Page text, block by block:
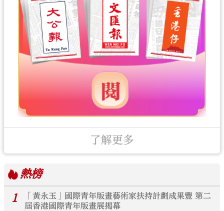
了解更多
熱榜
1
「黃永玉」國際青年版畫藝術家扶持計劃成果豐 第二
屆香港國際青年版畫展揭幕